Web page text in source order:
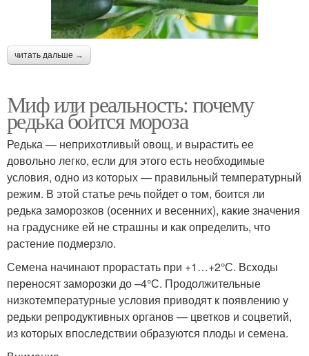
читать дальше →
Миф или реальность: почему
редька боится мороза
Редька — неприхотливый овощ, и вырастить ее
довольно легко, если для этого есть необходимые
условия, одно из которых — правильный температурный
режим. В этой статье речь пойдет о том, боится ли
редька заморозков (осенних и весенних), какие значения
на градуснике ей не страшны и как определить, что
растение подмерзло.
Семена начинают прорастать при +1…+2°С. Всходы
переносят заморозки до –4°С. Продолжительные
низкотемпературные условия приводят к появлению у
редьки репродуктивных органов — цветков и соцветий,
из которых впоследствии образуются плоды и семена.